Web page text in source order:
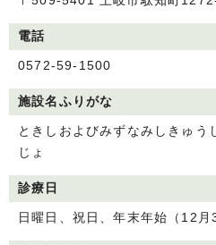
電話
0572-59-1500
施設名ふりがな
ときしおよびみずなみしきゅう
じょ
診療日
日曜日、祝日、年末年始（12月